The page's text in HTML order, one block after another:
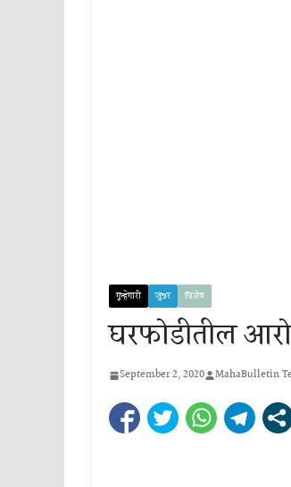
गुन्हेगारी जुन्नर विशेष
घरफोडीतील
September 2, 2020 MahaBulletin